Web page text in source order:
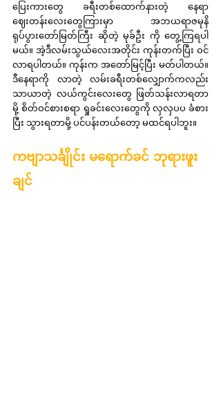
ပြေးကားတွေ ခရီးတစ်ထောက်နားတဲ့ နေရာ
ဈေးတန်းလေးတွေကြားမှာ အဘယရာဇမုနိ
ရုပ်ပွားတော်မြတ်ကြီး ဆိုတဲ့ မုခ်ဦး ကို တွေ့ကြရပါ
မယ်။ အဲ့ဒီလမ်းသွယ်လေးအတိုင်း ကုန်းတက်ပြီး ဝင်
လာရပါတယ်။ ကုန်းက အတော်မြင့်ပြီး မတ်ပါတယ်။
ဒီနေရာကို လာတဲ့ လမ်းခရီးတစ်လျှောက်ကလည်း
သာယာတဲ့ လယ်ကွင်းလေးတွေ ဖြတ်သန်းလာရတာ
မို့ စိတ်ဝင်စားစရာ ရှုခင်းလေးတွေကို လှလှပပ ခံစား
ပြီး သွားရတာမို့ ပင်ပန်းတယ်တော့ မထင်ရပါဘူး။
ကဗျာသင်္ချိုင်း မရောက်ခင် ဘုရားဖူး
ချင်